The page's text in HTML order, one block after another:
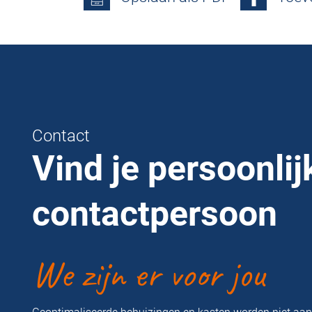
Contact
Vind je
contactpersoon
We zijn er voor jou